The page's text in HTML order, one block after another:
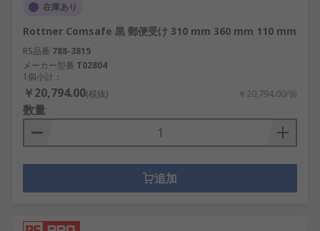
在庫あり
Rottner Comsafe 黒 郵便受け 310 mm 360 mm 110 mm
RS品番 788-3815
メーカー型番 T02804
1個小計：
￥20,794.00(税抜) ￥20,794.00/個
数量
追加